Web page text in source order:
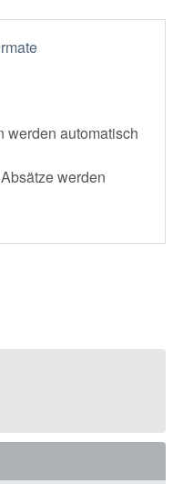
werden automatisch
werden